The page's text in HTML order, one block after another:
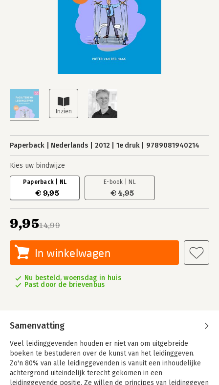
Paperback Nederlands 2012 1e druk 9789081940214
Kies uw bindwijze
Paperback | NL
€ 9,95
E-book | NL
€ 4,95
14,99
9,95
In winkelwagen
Nu besteld, woensdag in huis
Past door de brievenbus
Samenvatting
Veel leidinggevenden houden er niet van om uitgebreide
boeken te bestuderen over de kunst van het leidinggeven.
Zo'n 80% van alle leidinggevenden is vanuit een inhoudelijke
achtergrond uiteindelijk terecht gekomen in een
leidinggevende positie. Ze willen de principes van leidinggeven